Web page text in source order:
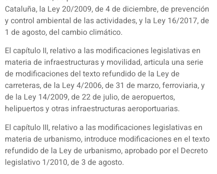
Cataluña, la Ley 20/2009, de 4 de diciembre, de prevención
y control ambiental de las actividades, y la Ley 16/2017, de
1 de agosto, del cambio climático.
El capítulo II, relativo a las modificaciones legislativas en
materia de infraestructuras y movilidad, articula una serie
de modificaciones del texto refundido de la Ley de
carreteras, de la Ley 4/2006, de 31 de marzo, ferroviaria, y
de la Ley 14/2009, de 22 de julio, de aeropuertos,
helipuertos y otras infraestructuras aeroportuarias.
El capítulo III, relativo a las modificaciones legislativas en
materia de urbanismo, introduce modificaciones en el texto
refundido de la Ley de urbanismo, aprobado por el Decreto
legislativo 1/2010, de 3 de agosto.